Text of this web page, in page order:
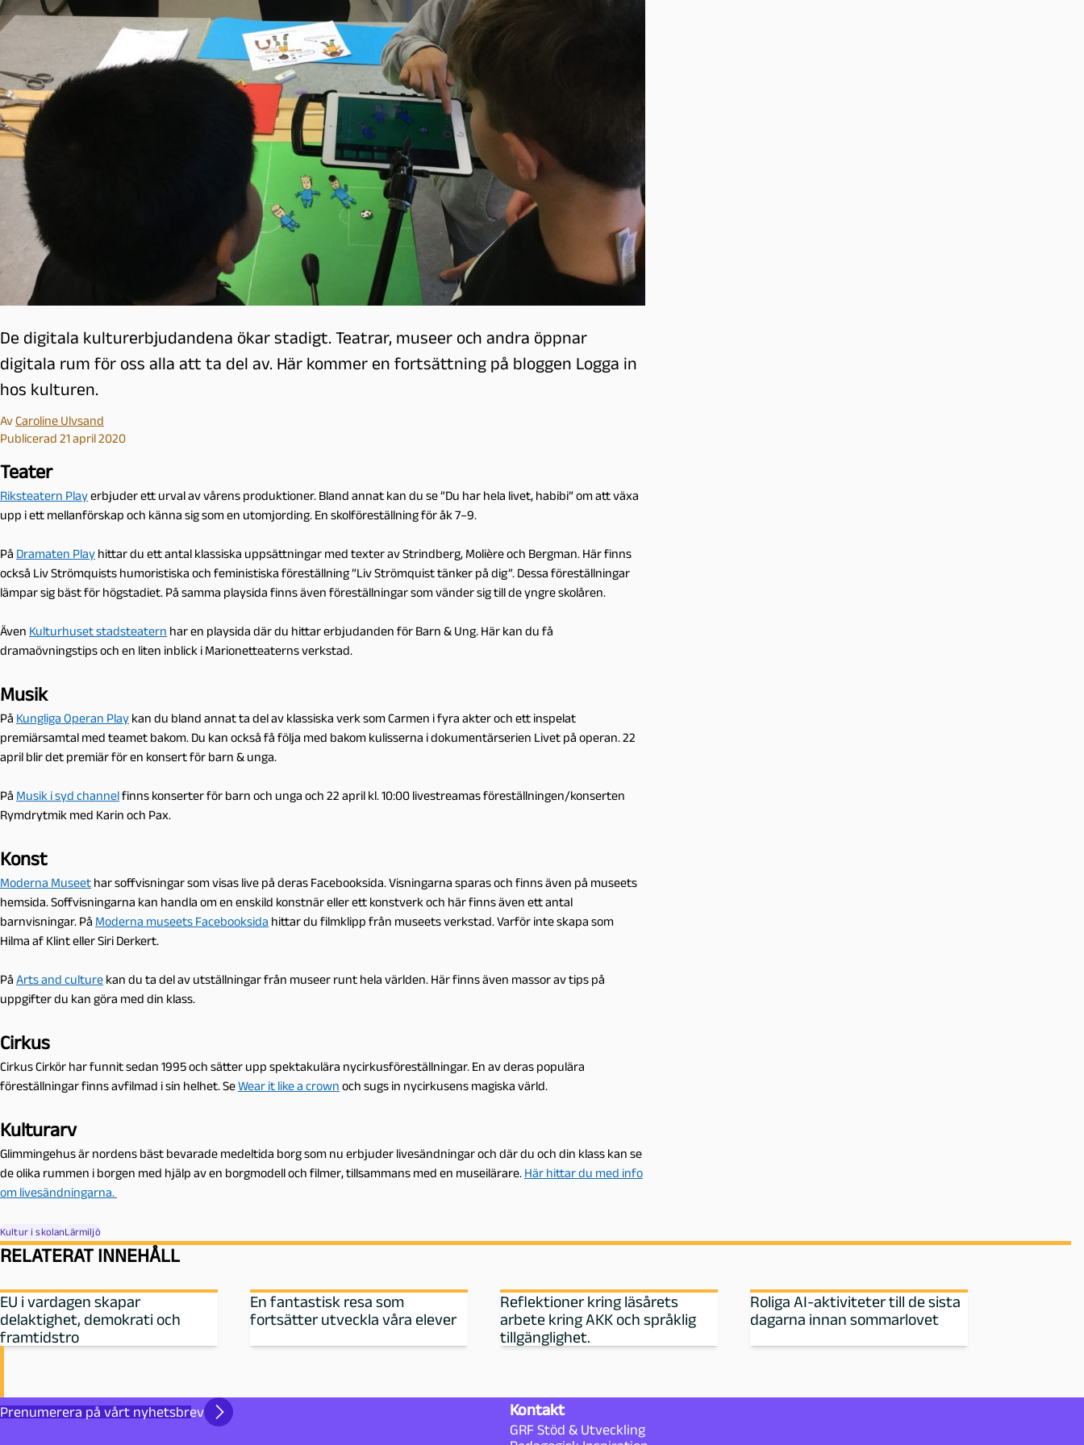
l
m
De digitala kulturerbjudandena ökar stadigt. Teatrar, museer och andra öppnar
digitala rum för oss alla att ta del av. Här kommer en fortsättning på bloggen Logga in
hos kulturen.
AvCaroline Ulvsand
Publicerad 21 april 2020
Teater
Riksteatern Playerbjuder ett urval av vårens produktioner. Bland annat kan du se ”Du har hela livet, habibi” om att växa
upp i ett mellanförskap och känna sig som en utomjording. En skolföreställning för åk 7–9.
På Dramaten Play hittar du ett antal klassiska uppsättningar med texter av Strindberg, Molière och Bergman. Här finns
också Liv Strömquists humoristiska och feministiska föreställning ”Liv Strömquist tänker på dig”. Dessa föreställningar
lämpar sig bäst för högstadiet. På samma playsida finns även föreställningar som vänder sig till de yngre skolåren.
Även Kulturhuset stadsteatern har en playsida där du hittar erbjudanden för Barn & Ung. Här kan du få
dramaövningstips och en liten inblick i Marionetteaterns verkstad.
Musik
På Kungliga Operan Play kan du bland annat ta del av klassiska verk som Carmen i fyra akter och ett inspelat
premiärsamtal med teamet bakom. Du kan också få följa med bakom kulisserna i dokumentärserien Livet på operan. 22
april blir det premiär för en konsert för barn & unga.
På Musik i syd channelfinns konserter för barn och unga och 22 april kl. 10:00 livestreamas föreställningen/konserten
Rymdrytmik med Karin och Pax.
Konst
Moderna Museet har soffvisningar som visas live på deras Facebooksida. Visningarna sparas och finns även på museets
hemsida. Soffvisningarna kan handla om en enskild konstnär eller ett konstverk och här finns även ett antal
barnvisningar. På Moderna museets Facebooksida hittar du filmklipp från museets verkstad. Varför inte skapa som
Hilma af Klint eller Siri Derkert.
På Arts and culture kan du ta del av utställningar från museer runt hela världen. Här finns även massor av tips på
uppgifter du kan göra med din klass.
Cirkus
Cirkus Cirkör har funnit sedan 1995 och sätter upp spektakulära nycirkusföreställningar. En av deras populära
föreställningar finns avfilmad i sin helhet. SeWear it like a crown och sugs in nycirkusens magiska värld.
Kulturarv
Glimmingehus är nordens bäst bevarade medeltida borg som nu erbjuder livesändningar och där du och din klass kan se
de olika rummen i borgen med hjälp av en borgmodell och filmer, tillsammans med en museilärare. Här hittar du med info
om livesändningarna.
Kultur i skolanLärmiljö
RELATERAT INNEHÅLL
EU i vardagen skapar
delaktighet, demokrati och
framtidstro
En fantastisk resa som
fortsätter utveckla våra elever
Reflektioner kring läsårets
arbete kring AKK och språklig
tillgänglighet.
Roliga AI-aktiviteter till de sista
dagarna innan sommarlovet
Prenumerera på vårt nyhetsbrev Kontakt
GRF Stöd & Utveckling